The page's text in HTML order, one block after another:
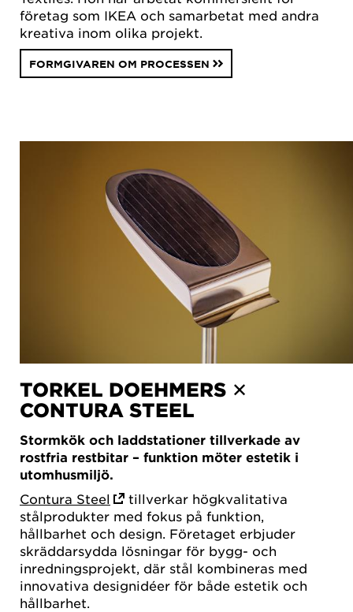
företag som IKEA och samarbetat med andra
kreativa inom olika projekt.
FORMGIVAREN OM PROCESSEN
TORKEL DOEHMERS ✕
CONTURA STEEL
Stormkök och laddstationer tillverkade av
rostfria restbitar – funktion möter estetik i
utomhusmiljö.
Contura Steel
tillverkar högkvalitativa
stålprodukter med fokus på funktion,
hållbarhet och design. Företaget erbjuder
skräddarsydda lösningar för bygg- och
inredningsprojekt, där stål kombineras med
innovativa designidéer för både estetik och
hållbarhet.